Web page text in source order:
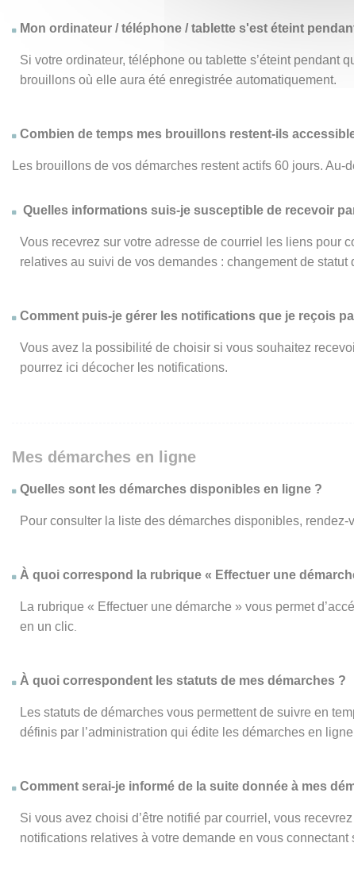
Mon ordinateur / téléphone / tablette s'est éteint
Si votre ordinateur, téléphone ou tablette s’éteint pendant
brouillons où elle aura été enregistrée automatiquement.
Combien de temps mes brouillons restent-ils
Les brouillons de vos démarches restent actifs 60 jours.
Quelles informations suis-je susceptible de recevoir
Vous recevrez sur votre adresse de courriel les liens pour
relatives au suivi de vos demandes : changement de
Comment puis-je gérer les notifications que je reçois
Vous avez la possibilité de choisir si vous souhaitez
pourrez ici décocher les notifications.
Mes démarches en ligne
Quelles sont les démarches disponibles en ligne ?
Pour consulter la liste des démarches disponibles,
À quoi correspond la rubrique « Effectuer une
La rubrique « Effectuer une démarche » vous permet
en un clic
À quoi correspondent les statuts de mes démarches ?
Les statuts de démarches vous permettent de suivre en
définis par l’administration qui édite les démarches en
Comment serai-je informé de la suite donnée à mes
Si vous avez choisi d’être notifié par courriel, vous
notifications relatives à votre demande en vous connectant